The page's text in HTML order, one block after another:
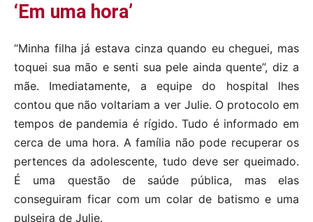
‘Em uma hora’
“Minha filha já estava cinza quando eu cheguei, mas
toquei sua mão e senti sua pele ainda quente”, diz a
mãe. Imediatamente, a equipe do hospital lhes
contou que não voltariam a ver Julie. O protocolo em
tempos de pandemia é rígido. Tudo é informado em
cerca de uma hora. A família não pode recuperar os
pertences da adolescente, tudo deve ser queimado.
É uma questão de saúde pública, mas elas
conseguiram ficar com um colar de batismo e uma
pulseira de Julie.